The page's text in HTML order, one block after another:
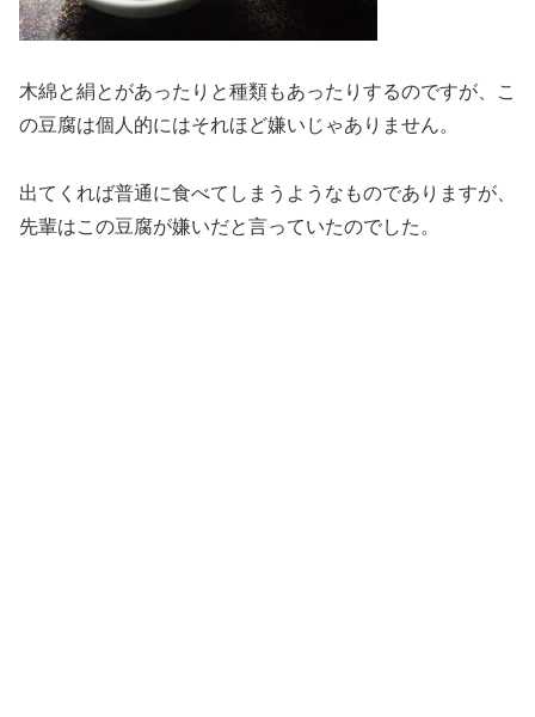
木綿と絹とがあったりと種類もあったりするのですが、こ
の豆腐は個人的にはそれほど嫌いじゃありません。
出てくれば普通に食べてしまうようなものでありますが、
先輩はこの豆腐が嫌いだと言っていたのでした。